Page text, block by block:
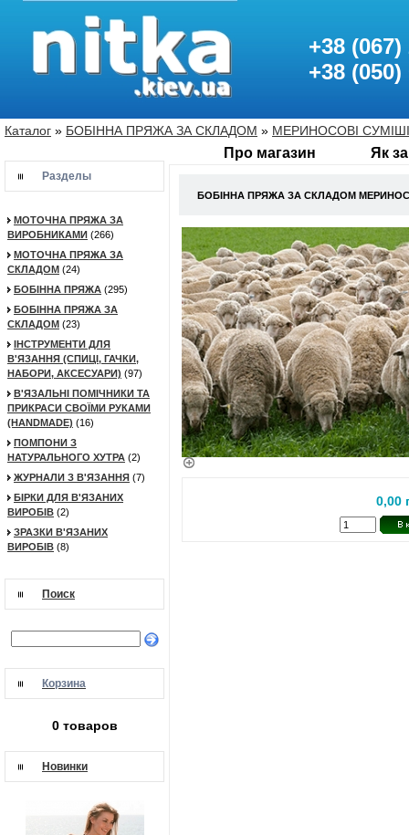
+38 (067)
+38 (050)
Каталог » БОБІННА ПРЯЖА ЗА СКЛАДОМ » МЕРИНОСОВІ СУМІШІ
Разделы
МОТОЧНА ПРЯЖА ЗА
ВИРОБНИКАМИ (266)
МОТОЧНА ПРЯЖА ЗА
СКЛАДОМ (24)
БОБІННА ПРЯЖА (295)
БОБІННА ПРЯЖА ЗА
СКЛАДОМ (23)
ІНСТРУМЕНТИ ДЛЯ
В'ЯЗАННЯ (СПИЦІ, ГАЧКИ,
НАБОРИ, АКСЕСУАРИ) (97)
В'ЯЗАЛЬНІ ПОМІЧНИКИ ТА
ПРИКРАСИ СВОЇМИ РУКАМИ
(HANDMADE) (16)
ПОМПОНИ З
НАТУРАЛЬНОГО ХУТРА (2)
ЖУРНАЛИ З В'ЯЗАННЯ (7)
БІРКИ ДЛЯ В'ЯЗАНИХ
ВИРОБІВ (2)
ЗРАЗКИ В'ЯЗАНИХ
ВИРОБІВ (8)
Поиск
Корзина
0 товаров
Новинки
Про магазин Як
БОБІННА ПРЯЖА ЗА СКЛАДОМ
0,00